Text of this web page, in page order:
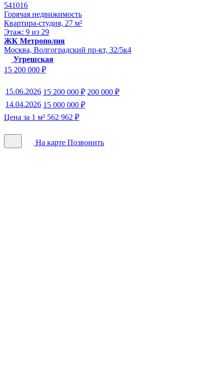
541016
Горячая недвижимость
Квартира-студия, 27 м²
Этаж: 9 из 29
ЖК Метрополия
Москва, Волгоградский пр-кт, 32/5к4
Угрешская
15 200 000 ₽
15.06.2026 15 200 000 ₽ 200 000 ₽
14.04.2026 15 000 000 ₽
Цена за 1 м² 562 962 ₽
На карте Позвонить